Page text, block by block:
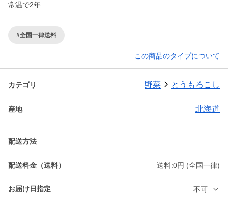
常温で2年
#全国一律送料
この商品のタイプについて
カテゴリ 野菜 とうもろこし
産地 北海道
配送方法
配送料金（送料） 送料:0円 (全国一律)
お届け日指定 不可